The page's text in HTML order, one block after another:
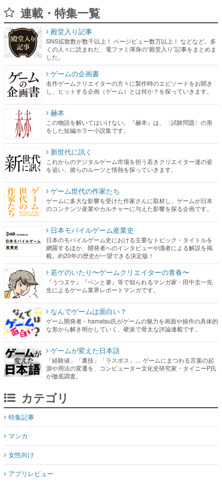
連載・特集一覧
殿堂入り記事
SNS拡散数が数千以上！ ページビュー数万以上！ などなど。多
くの人々に読まれた、電ファミ渾身の“殿堂入り”記事をまとめま
した。
ゲームの企画書
名作ゲームクリエイターの方々に製作時のエピソードをお聞き
し、ヒットする企画（ゲーム）とは何か？を探っていきます。
赫本
この物語を解いてはいけない。『赫本』は、〈試験問題〉の形
をした短編ホラー小説集です。
新世代に訊く
これからのデジタルゲーム市場を担う若きクリエイター達の姿
を追い、彼らのルーツと情熱を探っていきます。
ゲーム世代の作家たち
ゲームに多大な影響を受けた作家さんに取材し、ゲームが日本
のコンテンツ産業やカルチャーに与えた影響を探る企画です。
日本モバイルゲーム産業史
日本のモバイルゲーム史における主要なトピック・タイトルを
網羅するほか、開発者へのインタビューや識者による解説を掲
載。約20年の歴史が一望できる決定版！
若ゲのいたり〜ゲームクリエイターの青春〜
『うつヌケ』『ペンと箸』等で知られるマンガ家・田中圭一先
生によるゲーム業界レポートマンガです。
なんでゲームは面白い？
ゲーム開発者・hamatsu氏がゲームの魅力を画面や操作の具体的
な形から解き明かしていく、硬派で骨太な評論連載です。
ゲームが変えた日本語
「経験値」「裏技」「ラスボス」… ゲームにまつわる言葉の起
源や用法の変遷を、コンピューター文化史研究家・タイニーP氏
が徹底調査。
カテゴリ
特集記事
マンガ
女性向け
アプリレビュー